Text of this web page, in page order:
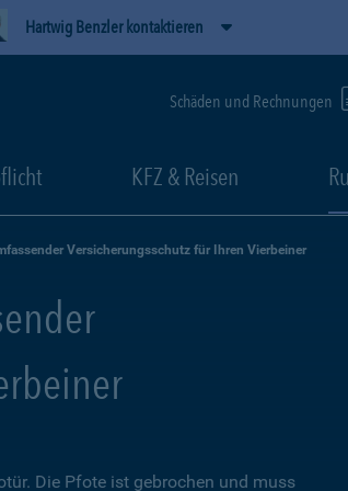
Hartwig Benzler kontaktieren
Schäden und Rechnungen
KFZ & Reisen
Versicherungsschutz für Ihren Vierbeiner
Die Pfote ist gebrochen und muss